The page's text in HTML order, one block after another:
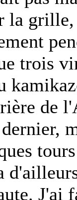
la
trois
de
J'ai